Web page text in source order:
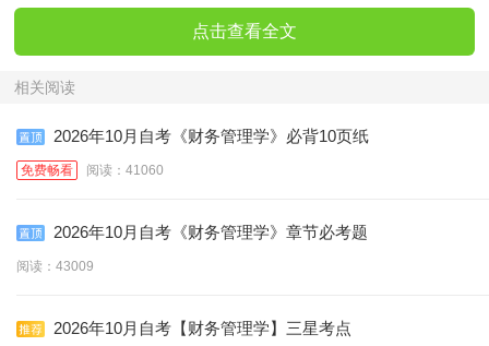
点击查看全文
相关阅读
2026年10月自考《财务管理学》必背10页纸
免费畅看 阅读：41060
2026年10月自考《财务管理学》章节必考题
阅读：43009
2026年10月自考【财务管理学】三星考点